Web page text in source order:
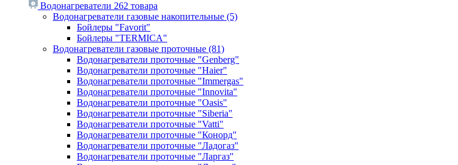
Водонагреватели 262 товара
Водонагреватели газовые накопительные (5)
Бойлеры "Favorit"
Бойлеры "TERMICA"
Водонагреватели газовые проточные (81)
Водонагреватели проточные "Genberg"
Водонагреватели проточные "Haier"
Водонагреватели проточные "Immergas"
Водонагреватели проточные "Innovita"
Водонагреватели проточные "Oasis"
Водонагреватели проточные "Siberia"
Водонагреватели проточные "Vatti"
Водонагреватели проточные "Конорд"
Водонагреватели проточные "Ладогаз"
Водонагреватели проточные "Ларгаз"